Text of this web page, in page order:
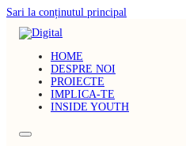
Sari la conținutul principal
HOME
DESPRE NOI
PROIECTE
IMPLICA-TE
INSIDE YOUTH